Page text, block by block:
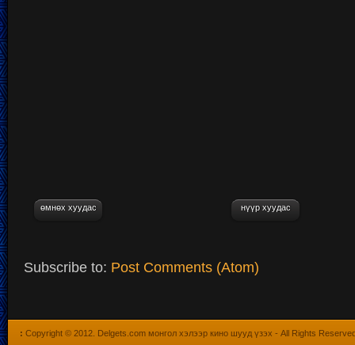
өмнөх хуудас нүүр хуудас
Subscribe to: Post Comments (Atom)
: Copyright © 2012. Delgets.com монгол хэлээр кино шууд үзэх - All Rights